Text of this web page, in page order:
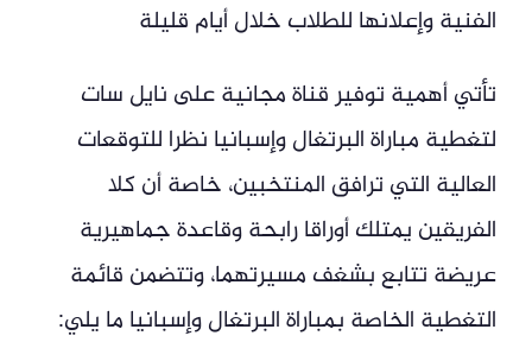
الفنية وإعلانها للطلاب خلال أيام قليلة
تأتي أهمية توفير قناة مجانية على نايل سات
لتغطية مباراة البرتغال وإسبانيا نظرا للتوقعات
العالية التي ترافق المنتخبين، خاصة أن كلا
الفريقين يمتلك أوراقا رابحة وقاعدة جماهيرية
عريضة تتابع بشغف مسيرتهما، وتتضمن قائمة
التغطية الخاصة بمباراة البرتغال وإسبانيا ما يلي: